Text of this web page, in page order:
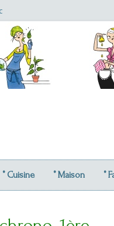
° Cuisine ° Maison °